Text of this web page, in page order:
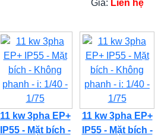
Giá: Liên hệ
11 kw 3pha EP+
IP55 - Mặt bích -
11 kw 3pha EP+
IP55 - Mặt bích -